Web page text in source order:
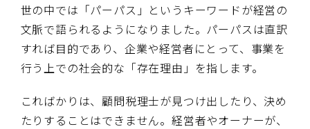
世の中では「パーパス」というキーワードが経営の
文脈で語られるようになりました。パーパスは直訳
すれば目的であり、企業や経営者にとって、事業を
行う上での社会的な「存在理由」を指します。
こればかりは、顧問税理士が見つけ出したり、決め
たりすることはできません。経営者やオーナーが、